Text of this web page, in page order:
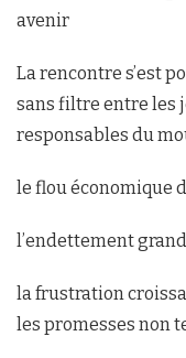
avenir
La rencontre s’est
sans filtre entre les
responsables du
le flou économique
l’endettement
la frustration
les promesses non